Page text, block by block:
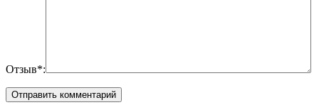
Отзыв*: